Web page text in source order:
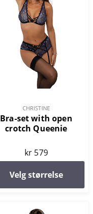
CHRISTINE
Bra-set with open
crotch Queenie
kr 579
Velg størrelse